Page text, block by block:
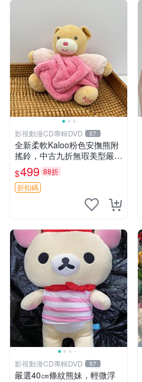
影視動漫CD專輯DVD 57
全新柔軟Kaloo粉色安撫熊附
搖鈴，中古九折無瑕美型嚴選
收藏 粉色 安撫 玩具
$499 88折
折扣碼
影視動漫CD專輯DVD 57
嚴選40㎝條紋熊妹，輕微浮